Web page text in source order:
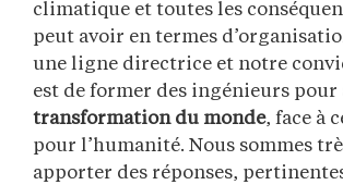
climatique et toutes les
peut avoir en termes
une ligne directrice et notre
est de former des ingénieurs pour
transformation du monde, face à
pour l’humanité. Nous sommes
apporter des réponses,